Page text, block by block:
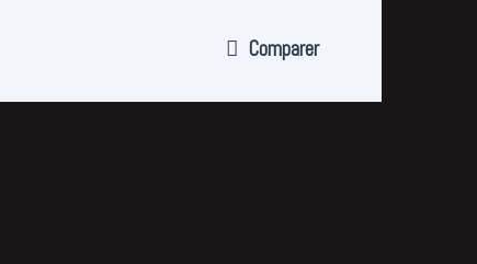
Comparer